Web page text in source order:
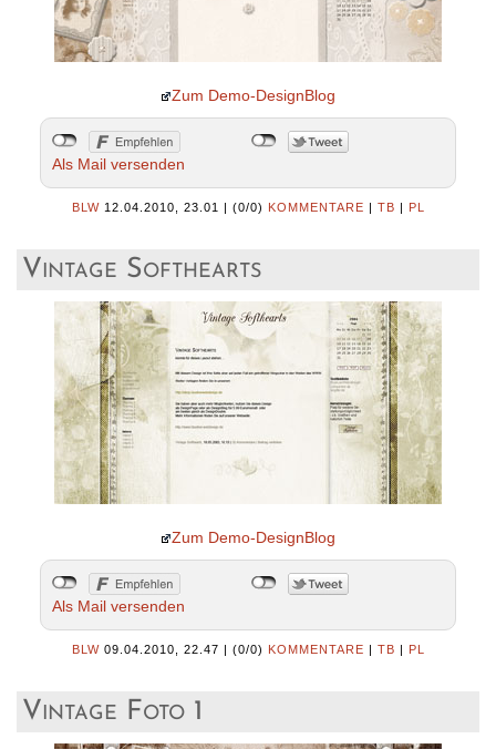
Zum Demo-DesignBlog
Als Mail versenden
BLW 12.04.2010, 23.01 | (0/0) KOMMENTARE | TB | PL
Vintage Softhearts
Zum Demo-DesignBlog
Als Mail versenden
BLW 09.04.2010, 22.47 | (0/0) KOMMENTARE | TB | PL
Vintage Foto 1